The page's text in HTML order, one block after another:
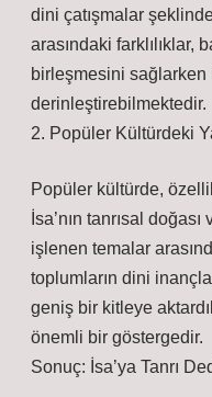
dini çatışmalar
arasındaki farklılıklar,
birleşmesini sağlarken
derinleştirebilmektedir.
2. Popüler Kültürdeki
Popüler kültürde,
İsa’nın tanrısal
işlenen temalar
toplumların dini
geniş bir kitleye
önemli bir göstergedir.
Sonuç: İsa’ya Tanrı